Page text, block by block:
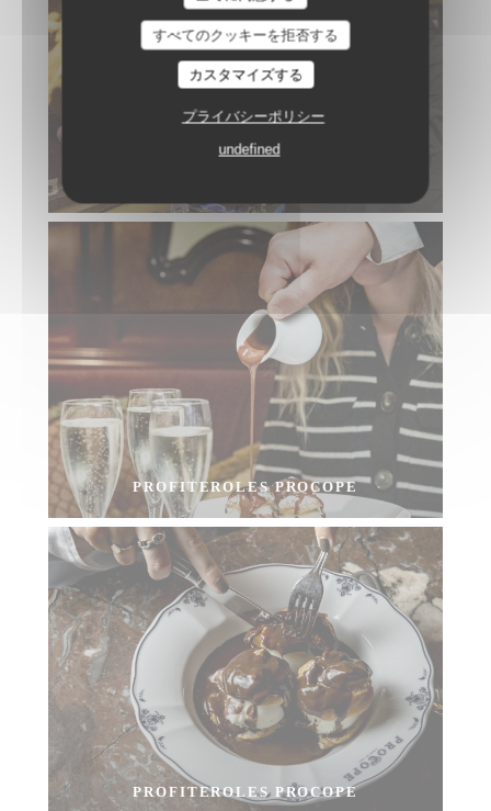
すべてのクッキーを拒否する
カスタマイズする
プライバシーポリシー
undefined
PROFITEROLES PROCOPE
PROFITEROLES PROCOPE